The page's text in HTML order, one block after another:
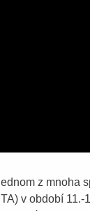
z mnoha
v období 11.-